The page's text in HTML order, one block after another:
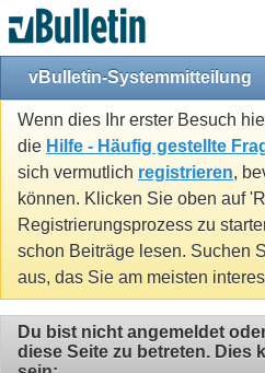
vBulletin-Systemmitteilung
Wenn dies Ihr erster Besuch
die Hilfe - Häufig gestellte
sich vermutlich registrieren,
können. Klicken Sie oben auf
Registrierungsprozess zu
schon Beiträge lesen. Suchen
aus, das Sie am meisten
Du bist nicht angemeldet
diese Seite zu betreten. Dies